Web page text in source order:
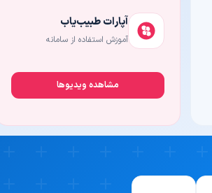
آپارات طبیب‌یاب
آموزش استفاده از سامانه
مشاهده ویدیوها